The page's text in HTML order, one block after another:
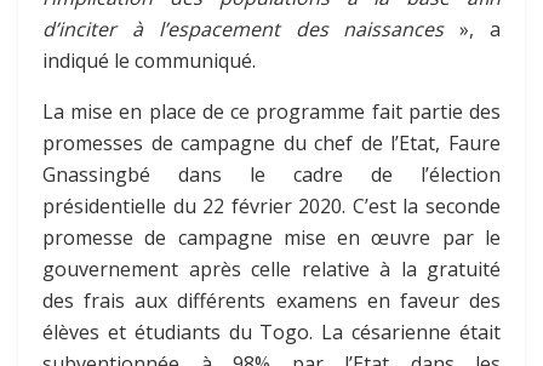
d’inciter à l’espacement des naissances», a
indiqué le communiqué.
La mise en place de ce programme fait partie des
promesses de campagne du chef de l’Etat, Faure
Gnassingbé dans le cadre de l’élection
présidentielle du 22 février 2020. C’est la seconde
promesse de campagne mise en œuvre par le
gouvernement après celle relative à la gratuité
des frais aux différents examens en faveur des
élèves et étudiants du Togo. La césarienne était